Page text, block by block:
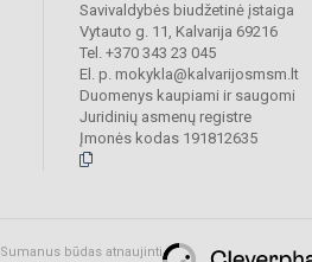
Savivaldybės biudžetinė įstaiga
Vytauto g. 11, Kalvarija 69216
Tel. +370 343 23 045
El. p. mokykla@kalvarijosmsm.lt
Duomenys kaupiami ir saugomi
Juridinių asmenų registre
Įmonės kodas 191812635
Sumanus būdas atnaujinti